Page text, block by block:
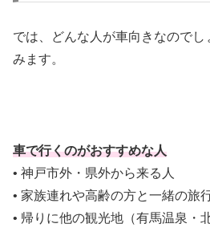
では、どんな人が車向きなので
みます。
車で行くのがおすすめな人
• 神戸市外・県外から来る人
• 家族連れや高齢の方と一緒の旅
• 帰りに他の観光地（有馬温泉・